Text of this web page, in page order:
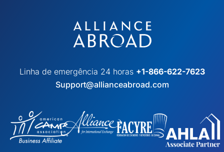
Linha de emergência 24 horas +1-866-622-7623
Support@allianceabroad.com